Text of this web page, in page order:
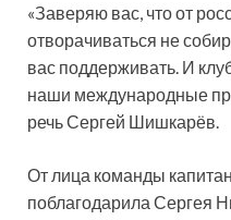
«Заверяю вас, что от
отворачиваться не
вас поддерживать. И
наши международные
речь Сергей Шишкарёв.
От лица команды
поблагодарила Сергея